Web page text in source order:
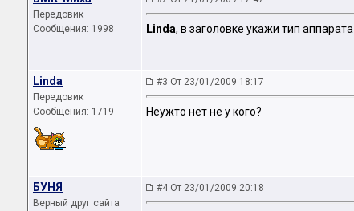
Передовик
Сообщения: 1998
Linda, в заголовке укажи тип аппарата
Linda
Передовик
Сообщения: 1719
#3 От 23/01/2009 18:17
Неужто нет не у кого?
БУНЯ
Верный друг сайта
#4 От 23/01/2009 20:18